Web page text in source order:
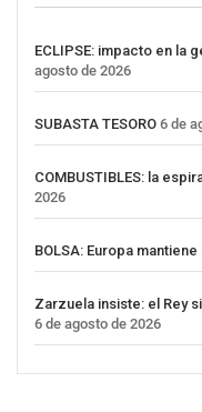
ECLIPSE: impacto en la
agosto de 2026
SUBASTA TESORO 6 de
COMBUSTIBLES: la
2026
BOLSA: Europa
Zarzuela insiste: el Rey
6 de agosto de 2026